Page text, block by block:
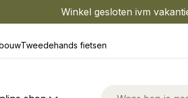
Winkel gesloten ivm
Tweedehands fietsen